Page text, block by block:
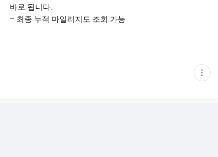
바로 됩니다.
– 최종 누적 마일리지도 조회 가능
현
재